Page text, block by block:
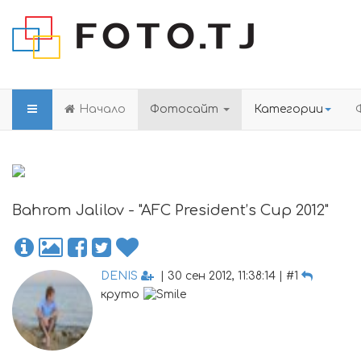
Начало Фотосайт Категории
Bahrom Jalilov - "AFC President’s Cup 2012"
DENIS
| 30 сен 2012, 11:38:14 | #1
круто